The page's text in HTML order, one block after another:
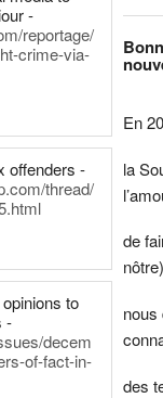
-
reportage/
crime-via-
offenders -
thread/
to
-
decem
of-fact-in-
En
la
de
nous
des